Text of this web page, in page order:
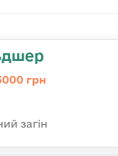
грн
загін